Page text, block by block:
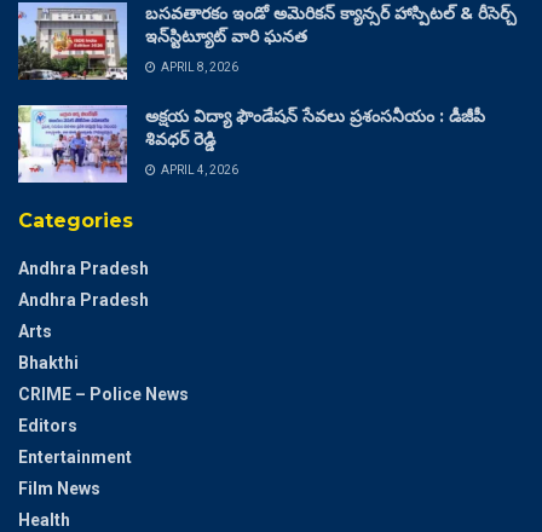
బసవతారకం ఇండో అమెరికన్ క్యాన్సర్ హాస్పిటల్ & రీసెర్చ్
ఇన్‌స్టిట్యూట్ వారి ఘనత
APRIL 8, 2026
అక్షయ విద్యా ఫౌండేషన్ సేవలు ప్రశంసనీయం : డీజీపీ
శివధర్ రెడ్డి
APRIL 4, 2026
Categories
Andhra Pradesh
Andhra Pradesh
Arts
Bhakthi
CRIME – Police News
Editors
Entertainment
Film News
Health